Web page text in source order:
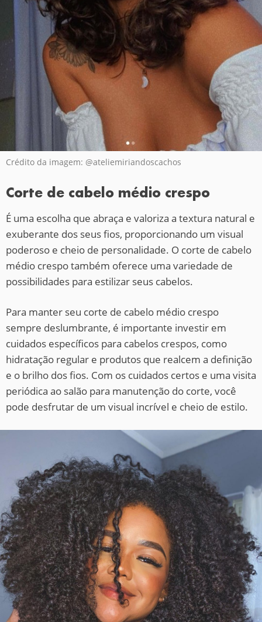
Crédito da imagem: @ateliemiriandoscachos
Corte de cabelo médio crespo
É uma escolha que abraça e valoriza a textura natural e
exuberante dos seus fios, proporcionando um visual
poderoso e cheio de personalidade. O corte de cabelo
médio crespo também oferece uma variedade de
possibilidades para estilizar seus cabelos.
Para manter seu corte de cabelo médio crespo
sempre deslumbrante, é importante investir em
cuidados específicos para cabelos crespos, como
hidratação regular e produtos que realcem a definição
e o brilho dos fios. Com os cuidados certos e uma visita
periódica ao salão para manutenção do corte, você
pode desfrutar de um visual incrível e cheio de estilo.